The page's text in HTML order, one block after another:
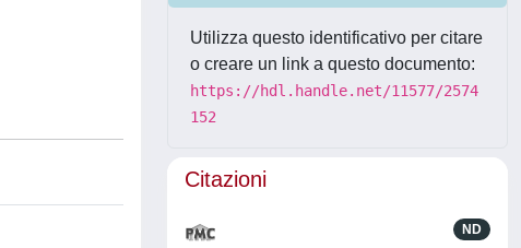
Utilizza questo identificativo per citare
o creare un link a questo documento:
https://hdl.handle.net/11577/2574
152
Citazioni
ND